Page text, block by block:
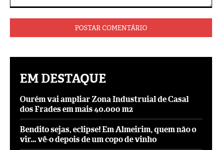
EM DESTAQUE
Ourém vai ampliar Zona Industruial de Casal
dos Frades em mais 40.000 m2
Bendito sejas, eclipse! Em Almeirim, quem não o
vir… vê-o depois de um copo de vinho